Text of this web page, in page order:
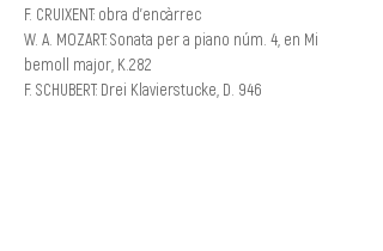
F. CRUIXENT: obra d’encàrrec
W. A. MOZART: Sonata per a piano núm. 4, en Mi
bemoll major, K.282
F. SCHUBERT: Drei Klavierstucke, D. 946